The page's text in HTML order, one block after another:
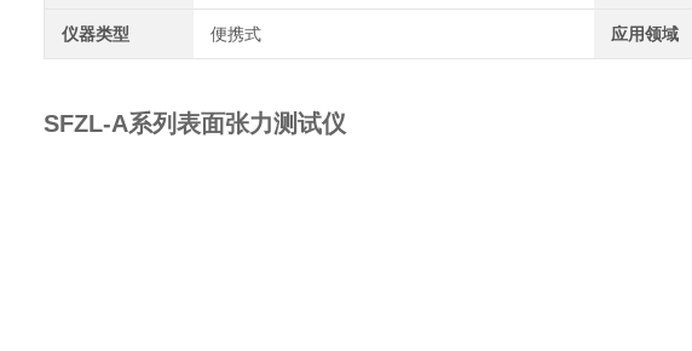
仪器类型 便携式 应用领域
SFZL-A系列表面张力测试仪